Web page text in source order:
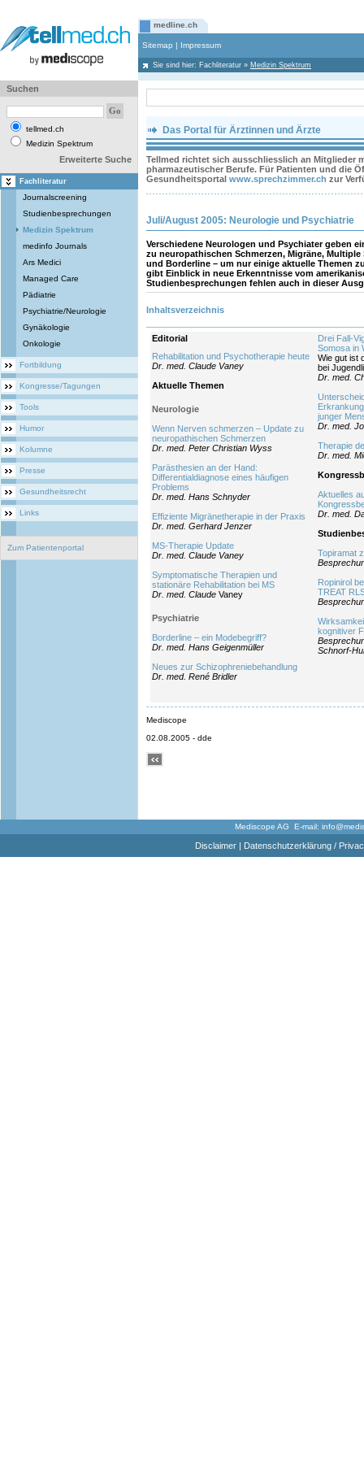
medline.ch
Sitemap | Impressum
Sie sind hier: Fachliteratur » Medizin Spektrum
Suchen
tellmed.ch
Medizin Spektrum
Erweiterte Suche
Fachliteratur
Journalscreening
Studienbesprechungen
Medizin Spektrum
medinfo Journals
Ars Medici
Managed Care
Pädiatrie
Psychiatrie/Neurologie
Gynäkologie
Onkologie
Fortbildung
Kongresse/Tagungen
Tools
Humor
Kolumne
Presse
Gesundheitsrecht
Links
Zum Patientenportal
Das Portal für Ärztinnen und Ärzte
Tellmed richtet sich ausschliesslich an Mitglieder
pharmazeutischer Berufe. Für Patienten und die
Gesundheitsportal www.sprechzimmer.ch zur
Juli/August 2005: Neurologie und Psychiatrie
Verschiedene Neurologen und Psychiater geben
zu neuropathischen Schmerzen, Migräne, Multiple
und Borderline – um nur einige aktuelle Themen
gibt Einblick in neue Erkenntnisse vom
Studienbesprechungen fehlen auch in dieser
Inhaltsverzeichnis
Editorial
Rehabilitation und Psychotherapie heute
Dr. med. Claude Vaney
Aktuelle Themen
Neurologie
Wenn Nerven schmerzen – Update zu
neuropathischen Schmerzen
Dr. med. Peter Christian Wyss
Parästhesien an der Hand:
Differentialdiagnose eines häufigen
Problems
Dr. med. Hans Schnyder
Effiziente Migränetherapie in der Praxis
Dr. med. Gerhard Jenzer
MS-Therapie Update
Dr. med. Claude Vaney
Symptomatische Therapien und
stationäre Rehabilitation bei MS
Dr. med. Claude Vaney
Psychiatrie
Borderline – ein Modebegriff?
Dr. med. Hans Geigenmüller
Neues zur Schizophreniebehandlung
Dr. med. René Bridler
Drei Fall-
Somosa in
Wie gut ist
bei
Dr. med.
junger
Dr. med.
Therapie
Dr. med.
Aktuelles
Dr. med.
Topiramat
Ropinirol
TREAT
kognitiver
Schnorf-
Mediscope
02.08.2005 - dde
Mediscope AG E-mail:
Disclaimer| Datenschutzerklärung /